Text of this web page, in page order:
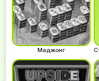
Маджонг